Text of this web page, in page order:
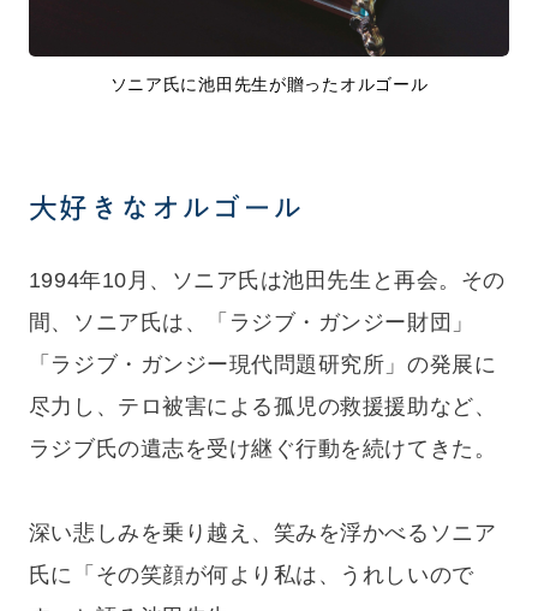
ソニア氏に池田先生が贈ったオルゴール
大好きなオルゴール
1994年10月、ソニア氏は池田先生と再会。その
間、ソニア氏は、「ラジブ・ガンジー財団」
「ラジブ・ガンジー現代問題研究所」の発展に
尽力し、テロ被害による孤児の救援援助など、
ラジブ氏の遺志を受け継ぐ行動を続けてきた。
深い悲しみを乗り越え、笑みを浮かべるソニア
氏に「その笑顔が何より私は、うれしいので